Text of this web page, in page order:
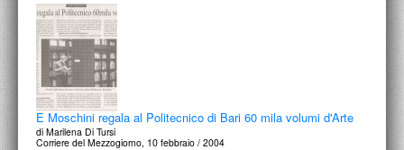
E Moschini regala al Politecnico di Bari 60 mila volumi d'Arte
di Marilena Di Tursi
Corriere del Mezzogiorno, 10 febbraio / 2004